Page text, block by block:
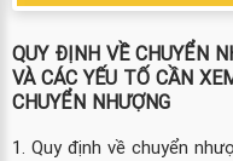
QUY ĐỊNH VỀ CHUYỂN
VÀ CÁC YẾU TỐ CẦN
CHUYỂN NHƯỢNG
1. Quy định về chuyển